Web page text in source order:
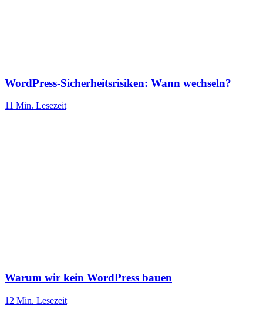
WordPress-Sicherheitsrisiken: Wann wechseln?
11 Min. Lesezeit
Warum wir kein WordPress bauen
12 Min. Lesezeit